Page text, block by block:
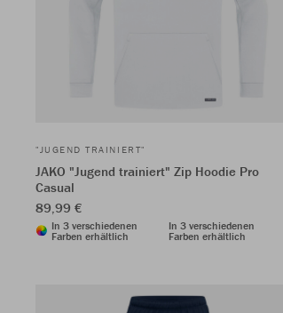
"JUGEND TRAINIERT"
JAKO "Jugend trainiert" Zip Hoodie Pro
Casual
89,99 €
In 3 verschiedenen
Farben erhältlich
In 3 verschiedenen
Farben erhältlich